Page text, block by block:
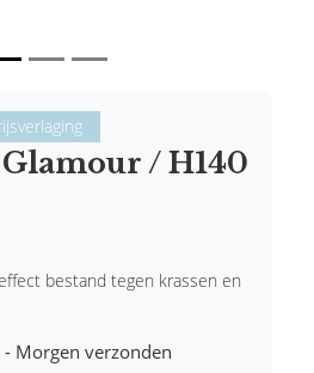
/ H140
bestand tegen krassen en
Morgen verzonden